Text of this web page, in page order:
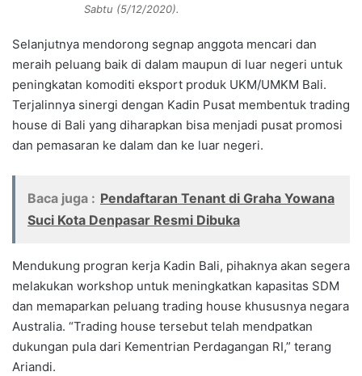
Sabtu (5/12/2020).
Selanjutnya mendorong segnap anggota mencari dan
meraih peluang baik di dalam maupun di luar negeri untuk
peningkatan komoditi eksport produk UKM/UMKM Bali.
Terjalinnya sinergi dengan Kadin Pusat membentuk trading
house di Bali yang diharapkan bisa menjadi pusat promosi
dan pemasaran ke dalam dan ke luar negeri.
Baca juga : Pendaftaran Tenant di Graha Yowana
Suci Kota Denpasar Resmi Dibuka
Mendukung progran kerja Kadin Bali, pihaknya akan segera
melakukan workshop untuk meningkatkan kapasitas SDM
dan memaparkan peluang trading house khususnya negara
Australia. “Trading house tersebut telah mendpatkan
dukungan pula dari Kementrian Perdagangan RI,” terang
Ariandi.